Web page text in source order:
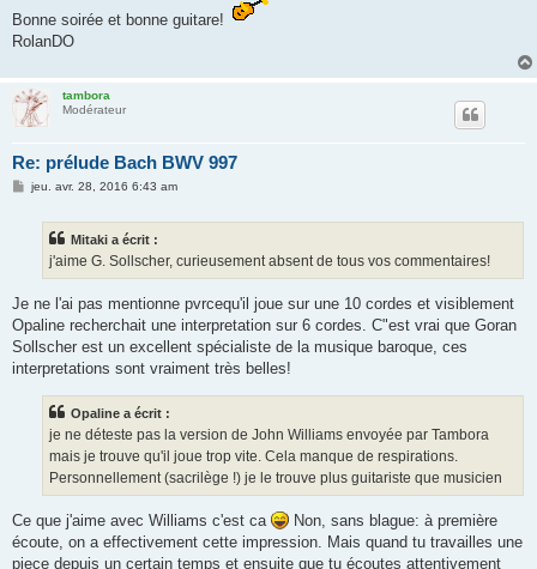
Bonne soirée et bonne guitare!
RolanDO
tambora
Modérateur
Re: prélude Bach BWV 997
Mjeu. avr. 28, 2016 6:43 am
Mitaki a écrit :
j'aime G. Sollscher, curieusement absent de tous vos commentaires!
Je ne l'ai pas mentionne pvrcequ'il joue sur une 10 cordes et visiblement
Opaline recherchait une interpretation sur 6 cordes. C"est vrai que Goran
Sollscher est un excellent spécialiste de la musique baroque, ces
interpretations sont vraiment très belles!
Opaline a écrit :
je ne déteste pas la version de John Williams envoyée par Tambora
mais je trouve qu'il joue trop vite. Cela manque de respirations.
Personnellement (sacrilège !) je le trouve plus guitariste que musicien
Ce que j'aime avec Williams c'est ca
Non, sans blague: à première
écoute, on a effectivement cette impression. Mais quand tu travailles une
piece depuis un certain temps et ensuite que tu écoutes attentivement